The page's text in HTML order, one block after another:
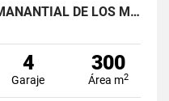
VENTA CASA CAMPESTRE MANANTIAL DE LOS MERCEDES JAMUNDI
4
Garaje
300
Área m2